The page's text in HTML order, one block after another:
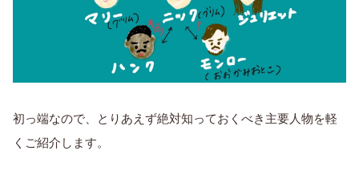
初っ端なので、とりあえず絶対知っておくべき主要人物を軽
くご紹介します。